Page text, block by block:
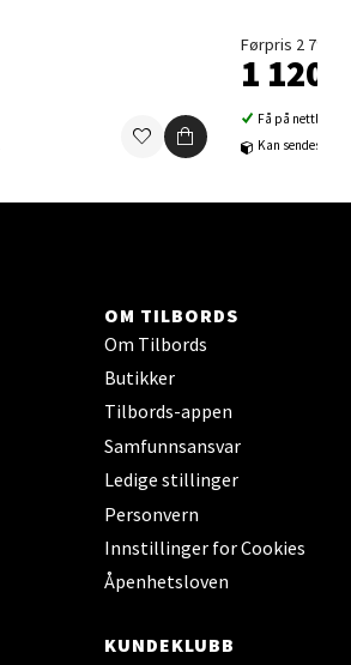
Førpris 2 799,-
1 120,-
Få på nettlager
Kan sendes til
OM TILBORDS
Om Tilbords
Butikker
Tilbords-appen
Samfunnsansvar
Ledige stillinger
Personvern
Innstillinger for Cookies
Åpenhetsloven
KUNDEKLUBB
Senter Sartor
5353 Straume